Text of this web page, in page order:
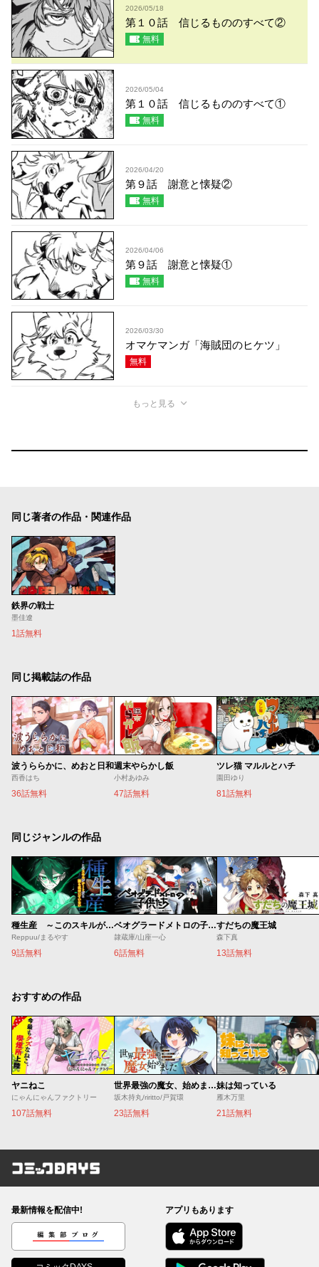
2026/05/18
第１０話 信じるもののすべて②
無料
2026/05/04
第１０話 信じるもののすべて①
無料
2026/04/20
第９話 謝意と懐疑②
無料
2026/04/06
第９話 謝意と懐疑①
無料
2026/03/30
オマケマンガ「海賊団のヒケツ」
無料
もっと見る
同じ著者の作品・関連作品
鉄界の戦士
墨佳遼
1話無料
同じ掲載誌の作品
波うららかに、めおと日和
西香はち
36話無料
週末やらかし飯
小村あゆみ
47話無料
ツレ猫 マルルとハチ
園田ゆり
81話無料
同じジャンルの作品
種生産 ～このスキルがチートだとまだ誰も気付いていない～
Reppuu/まるやす
9話無料
ベオグラードメトロの子供たち
隷蔵庫/山座一心
6話無料
すだちの魔王城
森下真
13話無料
おすすめの作品
ヤニねこ
にゃんにゃんファクトリー
107話無料
世界最強の魔女、始めました ～私だけ『攻略サイト』を見れる世界で自由に生きます～
坂木持丸/riritto/戸賀環
23話無料
妹は知っている
雁木万里
21話無料
コミックDAYS
最新情報を配信中!
編集部ブログ
アプリもあります